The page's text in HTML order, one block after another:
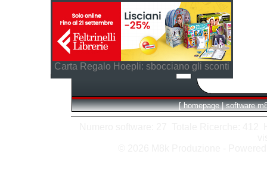
Carta Regalo Hoepli: sbocciano gli sconti
[ homepage | software